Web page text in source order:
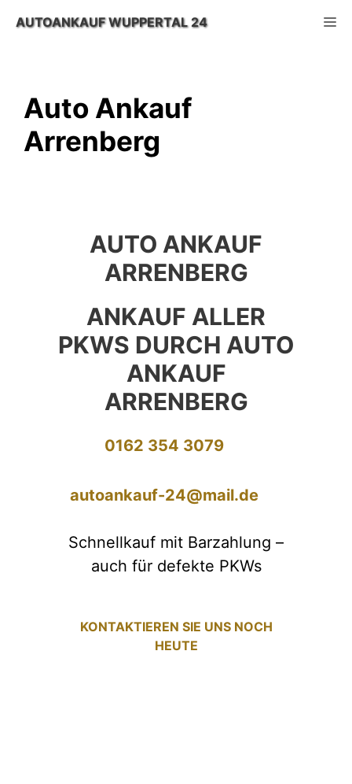
InhaltAUTOANKAUF WUPPERTAL 24
Auto Ankauf
Arrenberg
AUTO ANKAUF
ARRENBERG
ANKAUF ALLER
PKWS DURCH AUTO
ANKAUF
ARRENBERG
0162 354 3079
autoankauf-24@mail.de
Schnellkauf mit Barzahlung –
auch für defekte PKWs
KONTAKTIEREN SIE UNS NOCH
HEUTE